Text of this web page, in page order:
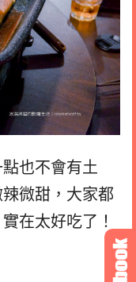
也不會有土
微甜，大家都
在太好吃了！